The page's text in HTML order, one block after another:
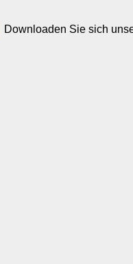
Downloaden Sie sich